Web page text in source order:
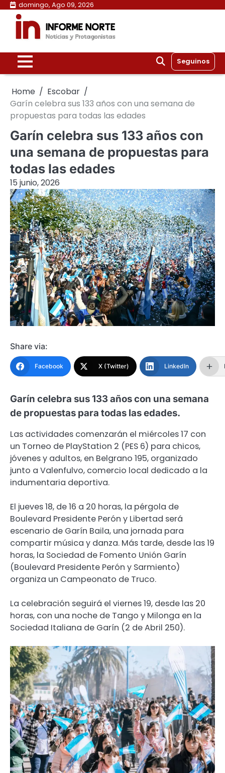
Skip
content
domingo, Ago 09, 2026
Seguinos
Home
Escobar
Garín celebra sus 133 años con una semana de
propuestas para todas las edades
Garín celebra sus 133 años con
una semana de propuestas para
todas las edades
15 junio, 2026
Share via:
Facebook X (Twitter) LinkedIn
Garín celebra sus 133 años con una semana
de propuestas para todas las edades.
Las actividades comenzarán el miércoles 17 con
un Torneo de PlayStation 2 (PES 6) para chicos,
jóvenes y adultos, en Belgrano 195, organizado
junto a Valenfulvo, comercio local dedicado a la
indumentaria deportiva.
El jueves 18, de 16 a 20 horas, la pérgola de
Boulevard Presidente Perón y Libertad será
escenario de Garín Baila, una jornada para
compartir música y danza. Más tarde, desde las 19
horas, la Sociedad de Fomento Unión Garín
(Boulevard Presidente Perón y Sarmiento)
organiza un Campeonato de Truco.
La celebración seguirá el viernes 19, desde las 20
horas, con una noche de Tango y Milonga en la
Sociedad Italiana de Garín (2 de Abril 250).